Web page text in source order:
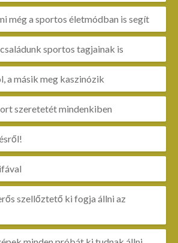
még a sportos életmódban is segít
sportos tagjainak is
a másik meg kaszinózik
szeretetét mindenkiben
szellőztető ki fogja állni az